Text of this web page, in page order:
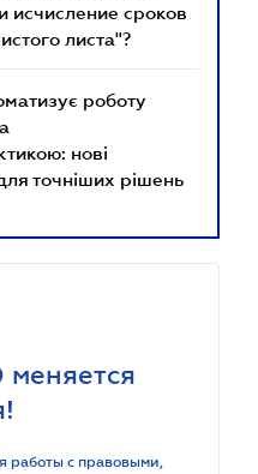
исчисление сроков
листа"?
роботу
нові
точніших рішень
меняется
работы с правовыми,